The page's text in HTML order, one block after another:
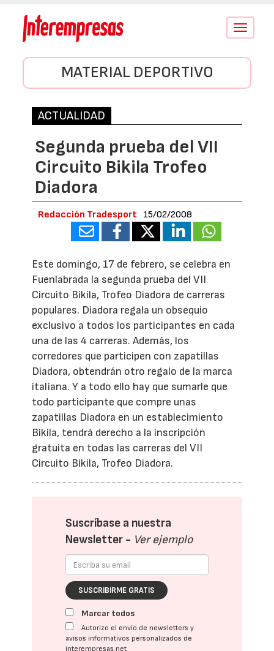
Conmutar
MATERIAL DEPORTIVO
ACTUALIDAD
Segunda prueba del VII
Circuito Bikila Trofeo
Diadora
Redacción Tradesport 15/02/2008
Este domingo, 17 de febrero, se celebra en
Fuenlabrada la segunda prueba del VII
Circuito Bikila, Trofeo Diadora de carreras
populares. Diadora regala un obsequio
exclusivo a todos los participantes en cada
una de las 4 carreras. Además, los
corredores que participen con zapatillas
Diadora, obtendrán otro regalo de la marca
italiana. Y a todo ello hay que sumarle que
todo participante que compre unas
zapatillas Diadora en un establecimiento
Bikila, tendrá derecho a la inscripción
gratuita en todas las carreras del VII
Circuito Bikila, Trofeo Diadora.
Suscríbase a nuestra
Newsletter - Ver ejemplo
SUSCRIBIRME GRATIS
Marcar todos
Autorizo el envío de newsletters y
avisos informativos personalizados de
interempresas.net